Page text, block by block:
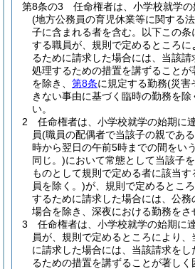
第8条の3
任命権者は、小学校就学
(地方公務員の育児休業等に関する
子に含まれる者を含む。以下この条
する職員が、規則で定めるところ
るために請求した場合には、当該
処理するための措置を講ずること
を除き、 第8条に規定する勤務(災害
きない事由に基づく臨時の勤務を除
い。
2
任命権者は、小学校就学の始期に
員(職員の配偶者で当該子の親であ
時から翌日の午前5時までの間をい
同じ。)において常態として当該子
ものとして規則で定める者に該当
員を除く。)が、規則で定めるとこ
するために請求した場合には、公
場合を除き、深夜における勤務をさ
3
任命権者は、小学校就学の始期に
員が、規則で定めるところにより
に請求した場合には、当該請求を
るための措置を講ずることが著し